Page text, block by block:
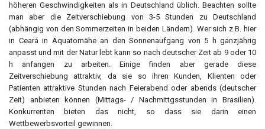
höheren Geschwindigkeiten als in Deutschland üblich. Beachten sollte
man aber die Zeitverschiebung von 3-5 Stunden zu Deutschland
(abhängig von den Sommerzeiten in beiden Ländern). Wer sich z.B. hier
in Ceará in Äquatornähe an den Sonnenaufgang von 5 h ganzjährig
anpasst und mit der Natur lebt kann so nach deutscher Zeit ab 9 oder 10
h anfangen zu arbeiten. Einige finden aber gerade diese
Zeitverschiebung attraktiv, da sie so ihren Kunden, Klienten oder
Patienten attraktive Stunden nach Feierabend oder abends (deutscher
Zeit) anbieten können (Mittags- / Nachmittgsstunden in Brasilien).
Konkurrenten bieten das nicht, so dass sie darin einen
Wettbewerbsvorteil gewinnen.